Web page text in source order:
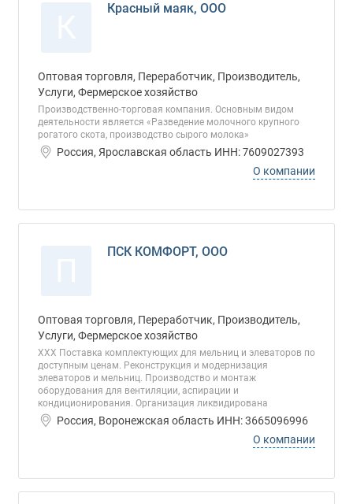
Красный маяк, ООО
Оптовая торговля, Переработчик, Производитель,
Услуги, Фермерское хозяйство
Производственно-торговая компания. Основным видом
деятельности является «Разведение молочного крупного
рогатого скота, производство сырого молока»
Россия, Ярославская область ИНН: 7609027393
О компании
ПСК КОМФОРТ, ООО
Оптовая торговля, Переработчик, Производитель,
Услуги, Фермерское хозяйство
ХХХ Поставка комплектующих для мельниц и элеваторов по
доступным ценам. Реконструкция и модернизация
элеваторов и мельниц. Производство и монтаж
оборудования для вентиляции, аспирации и
кондиционирования. Организация ликвидирована
Россия, Воронежская область ИНН: 3665096996
О компании